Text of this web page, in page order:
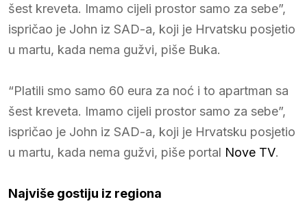
šest kreveta. Imamo cijeli prostor samo za sebe”,
ispričao je John iz SAD-a, koji je Hrvatsku posjetio
u martu, kada nema gužvi, piše Buka.
“Platili smo samo 60 eura za noć i to apartman sa
šest kreveta. Imamo cijeli prostor samo za sebe”,
ispričao je John iz SAD-a, koji je Hrvatsku posjetio
u martu, kada nema gužvi, piše portal Nove TV.
Najviše gostiju iz regiona